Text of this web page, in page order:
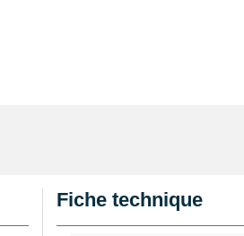
Fiche technique